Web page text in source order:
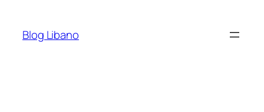
Blog Libano